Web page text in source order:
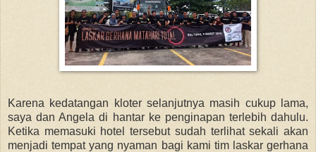
Karena kedatangan kloter selanjutnya masih cukup lama,
saya dan Angela di hantar ke penginapan terlebih dahulu.
Ketika memasuki hotel tersebut sudah terlihat sekali akan
menjadi tempat yang nyaman bagi kami tim laskar gerhana